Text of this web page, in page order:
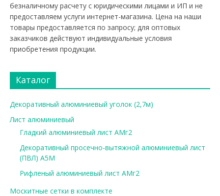
безналичному расчету с юридическими лицами и ИП и не
предоставляем услуги интернет-магазина. Цена на наши
товары предоставляется по запросу; для оптовых
заказчиков действуют индивидуальные условия
приобретения продукции.
Каталог
Декоративный алюминиевый уголок (2,7м)
Лист алюминиевый
Гладкий алюминиевый лист АМг2
Декоративный просечно-вытяжной алюминиевый лист
(ПВЛ) А5М
Рифленый алюминиевый лист АМг2
Москитные сетки в комплекте